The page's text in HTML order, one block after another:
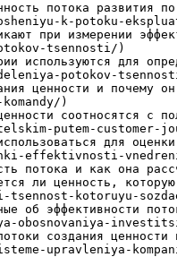
потока
k-potoku-
при измерении
tsennosti/)
используются для
potokov-
ценности и
)
putem-customer-
для
effektivnosti-
потока и как
ли ценность,
kotoruyu-
об эффективности
obosnovaniya-
создания
upravleniya-